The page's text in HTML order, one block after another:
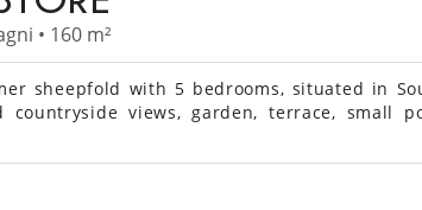
• 160 m²
sheepfold with 5 bedrooms, situated in
countryside views, garden, terrace, small